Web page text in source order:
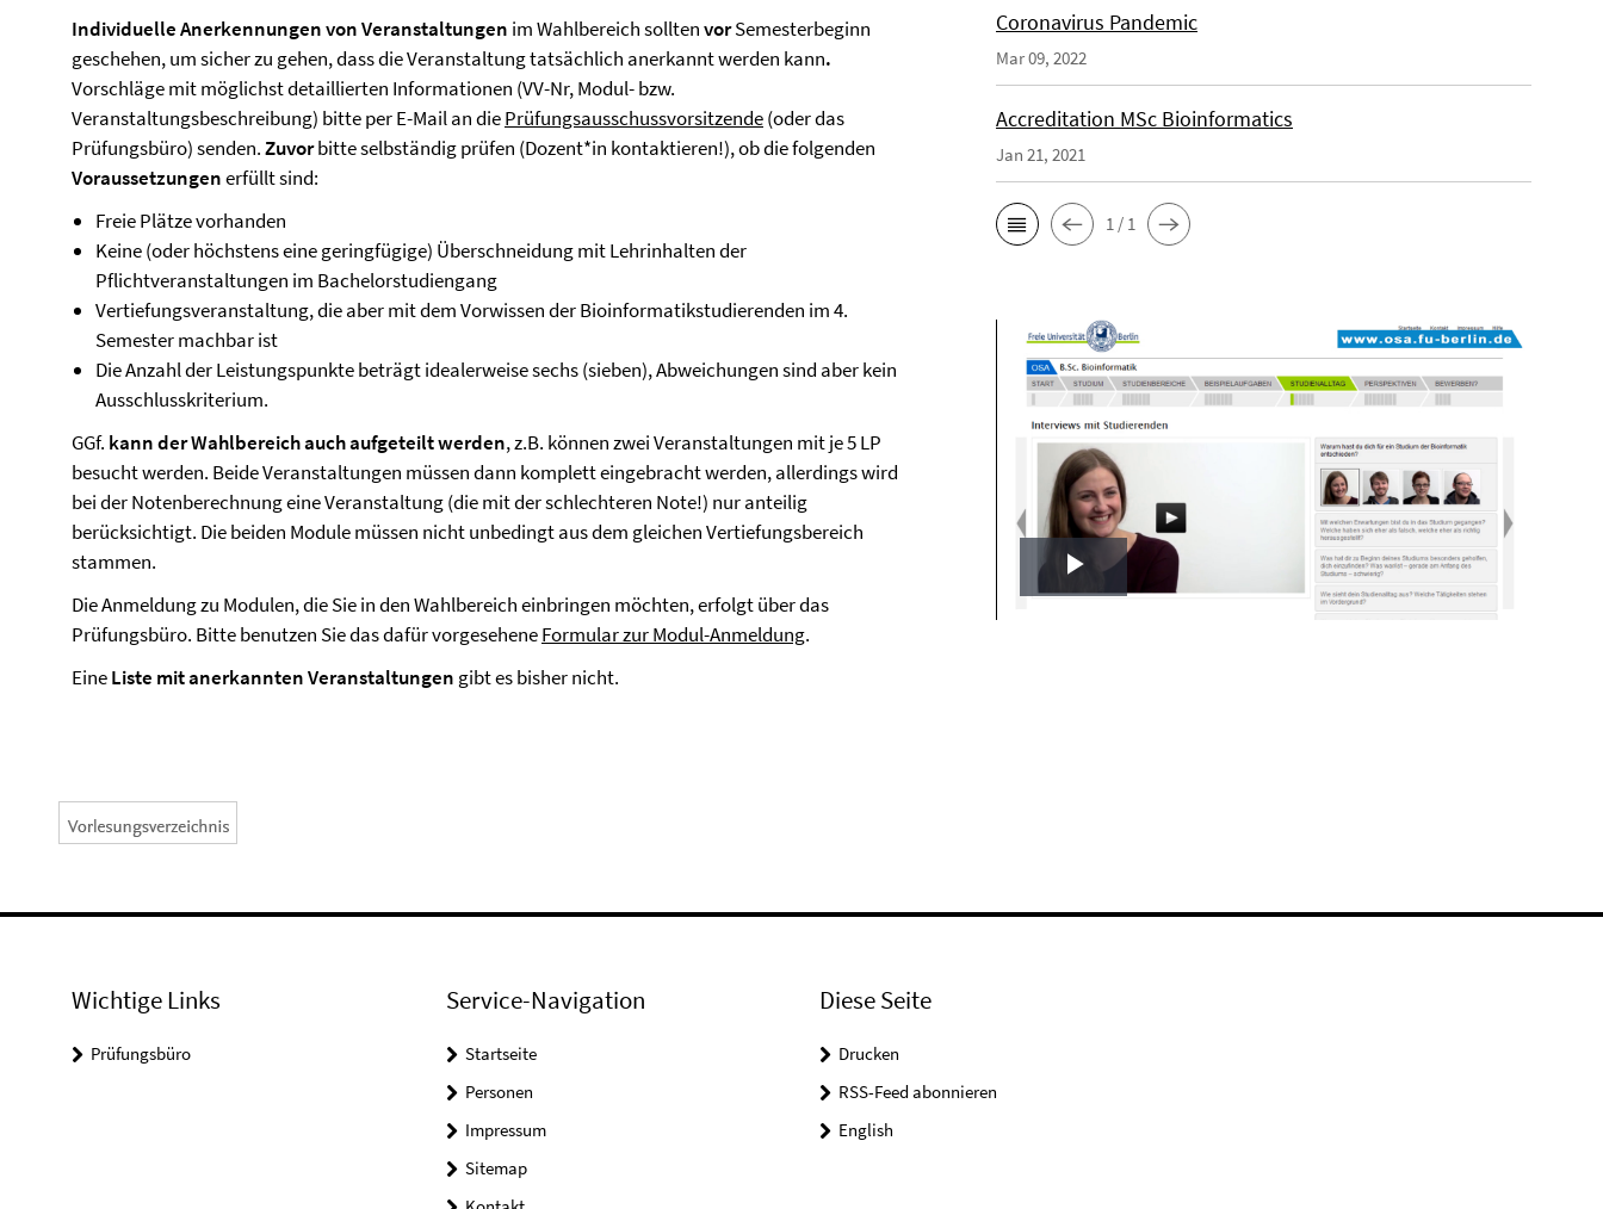
Individuelle Anerkennungen von Veranstaltungen im Wahlbereich solltenvorSemesterbeginn
geschehen, um sicher zu gehen, dass die Veranstaltung tatsächlich anerkannt werden kann.
Vorschläge mit möglichst detaillierten Informationen (VV-Nr, Modul- bzw.
Veranstaltungsbeschreibung) bitte per E-Mail an diePrüfungsausschussvorsitzende(oder das
Prüfungsbüro) senden.Zuvorbitte selbständig prüfen (Dozent*in kontaktieren!), ob die folgenden
Voraussetzungenerfüllt sind:
Freie Plätze vorhanden
Keine (oder höchstens eine geringfügige) Überschneidung mit Lehrinhalten der
Pflichtveranstaltungen im Bachelorstudiengang
Vertiefungsveranstaltung, die aber mit dem Vorwissen der Bioinformatikstudierenden im 4.
Semester machbar ist
Die Anzahl der Leistungspunkte beträgt idealerweise sechs (sieben), Abweichungen sind aber kein
Ausschlusskriterium.
GGf. kann der Wahlbereich auch aufgeteilt werden, z.B. können zwei Veranstaltungen mit je 5 LP
besucht werden. Beide Veranstaltungen müssen dann komplett eingebracht werden, allerdings wird
bei der Notenberechnung eine Veranstaltung (die mit der schlechteren Note!) nur anteilig
berücksichtigt. Die beiden Module müssen nicht unbedingt aus dem gleichen Vertiefungsbereich
stammen.
Die Anmeldung zu Modulen, die Sie in den Wahlbereich einbringen möchten, erfolgt über das
Prüfungsbüro. Bitte benutzen Sie das dafür vorgeseheneFormular zur Modul-Anmeldung.
EineListe mit anerkannten Veranstaltungen gibt es bisher nicht.
Coronavirus Pandemic
Mar 09, 2022
Accreditation MSc Bioinformatics
Jan 21, 2021
1 / 1
Play
Wichtige Links
Prüfungsbüro
Service-Navigation
Startseite
Personen
Impressum
Sitemap
Diese Seite
Drucken
RSS-Feed abonnieren
English